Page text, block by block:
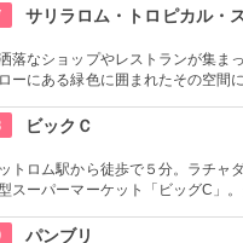
性や小さな子供用の衣装も沢山あり
友達同士の記念にもってこい。
サリラロム・トロピカル・
落なショップやレストランが集ま
ーにある緑色に囲まれたその空間
。もちろんトリートメント・マッサ
ームもあります。
ビックＣ
トロム駅から徒歩で５分。ラチャ
スーパーマーケット「ビッグC」。
パンブリ